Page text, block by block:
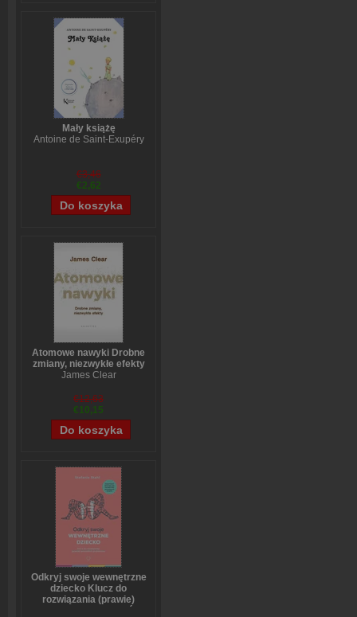
Mały książę
Antoine de Saint-Exupéry
€3,46
€2,62
Atomowe nawyki Drobne
zmiany, niezwykłe efekty
James Clear
€12,63
€10,15
Odkryj swoje wewnętrzne
dziecko Klucz do
rozwiązania (prawie)